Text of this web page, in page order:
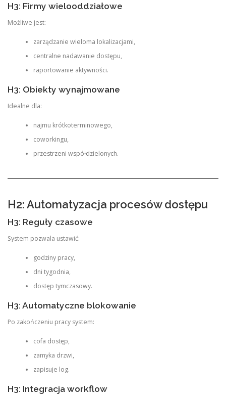
H3: Firmy wielooddziałowe
Możliwe jest:
zarządzanie wieloma lokalizacjami,
centralne nadawanie dostępu,
raportowanie aktywności.
H3: Obiekty wynajmowane
Idealne dla:
najmu krótkoterminowego,
coworkingu,
przestrzeni współdzielonych.
H2: Automatyzacja procesów dostępu
H3: Reguły czasowe
System pozwala ustawić:
godziny pracy,
dni tygodnia,
dostęp tymczasowy.
H3: Automatyczne blokowanie
Po zakończeniu pracy system:
cofa dostęp,
zamyka drzwi,
zapisuje log.
H3: Integracja workflow